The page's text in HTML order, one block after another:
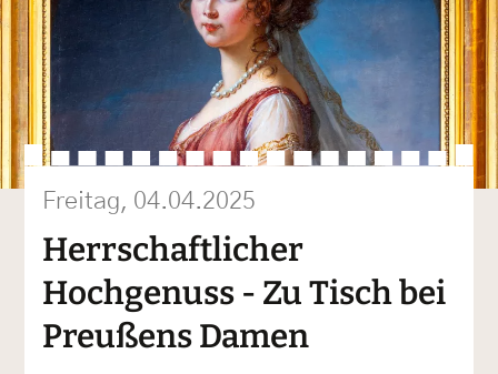
Freitag, 04.04.2025
Herrschaftlicher
Hochgenuss - Zu Tisch bei
Preußens Damen